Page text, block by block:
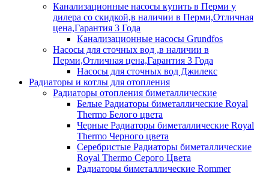
Канализационные насосы купить в Перми у
дилера со скидкой,в наличии в Перми,Отличная
цена,Гарантия 3 Года
Канализационные насосы Grundfos
Насосы для сточных вод ,в наличии в
Перми,Отличная цена,Гарантия 3 Года
Насосы для сточных вод Джилекс
Радиаторы и котлы для отопления
Радиаторы отопления биметаллические
Белые Радиаторы биметаллические Royal
Thermo Белого цвета
Черные Радиаторы биметаллические Royal
Thermo Черного цвета
Серебристые Радиаторы биметаллические
Royal Thermo Серого Цвета
Радиаторы биметаллические Rommer